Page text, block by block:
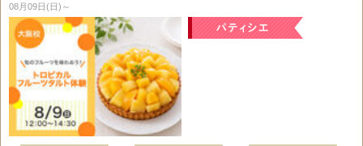
08月09日(日)～